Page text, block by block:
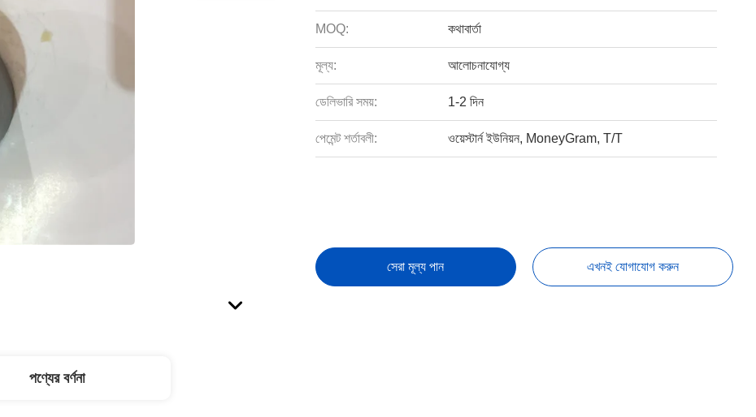
MOQ: কথাবার্তা
মূল্য: আলোচনাযোগ্য
ডেলিভারি সময়: 1-2 দিন
পেমেন্ট শর্তাবলী: ওয়েস্টার্ন ইউনিয়ন, MoneyGram, T/T
সেরা মূল্য পান এখনই যোগাযোগ করুন
পণ্যের বর্ণনা